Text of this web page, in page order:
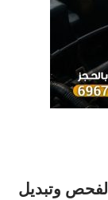
لفحص وتبديل